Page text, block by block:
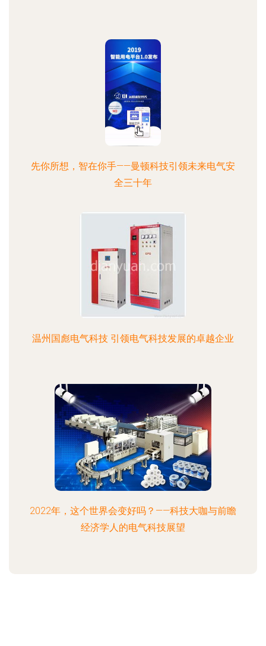
先你所想，智在你手——曼顿科技引领未来电气安
全三十年
温州国彪电气科技 引领电气科技发展的卓越企业
2022年，这个世界会变好吗？——科技大咖与前瞻
经济学人的电气科技展望